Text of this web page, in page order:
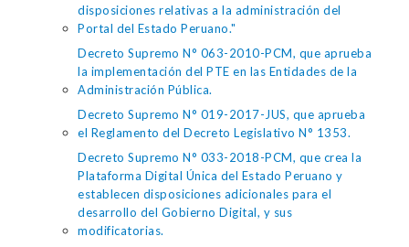
disposiciones relativas a la administración del
Portal del Estado Peruano."
Decreto Supremo N° 063-2010-PCM, que aprueba
la implementación del PTE en las Entidades de la
Administración Pública.
Decreto Supremo N° 019-2017-JUS, que aprueba
el Reglamento del Decreto Legislativo N° 1353.
Decreto Supremo N° 033-2018-PCM, que crea la
Plataforma Digital Única del Estado Peruano y
establecen disposiciones adicionales para el
desarrollo del Gobierno Digital, y sus
modificatorias.